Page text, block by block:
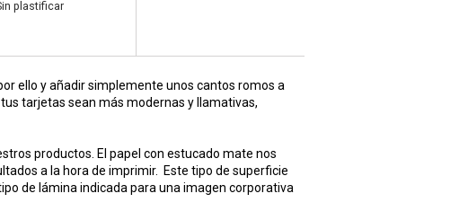
plastificar
ello y añadir simplemente unos cantos romos a
tarjetas sean más modernas y llamativas,
productos. El papel con estucado mate nos
a la hora de imprimir. Este tipo de superficie
de lámina indicada para una imagen corporativa